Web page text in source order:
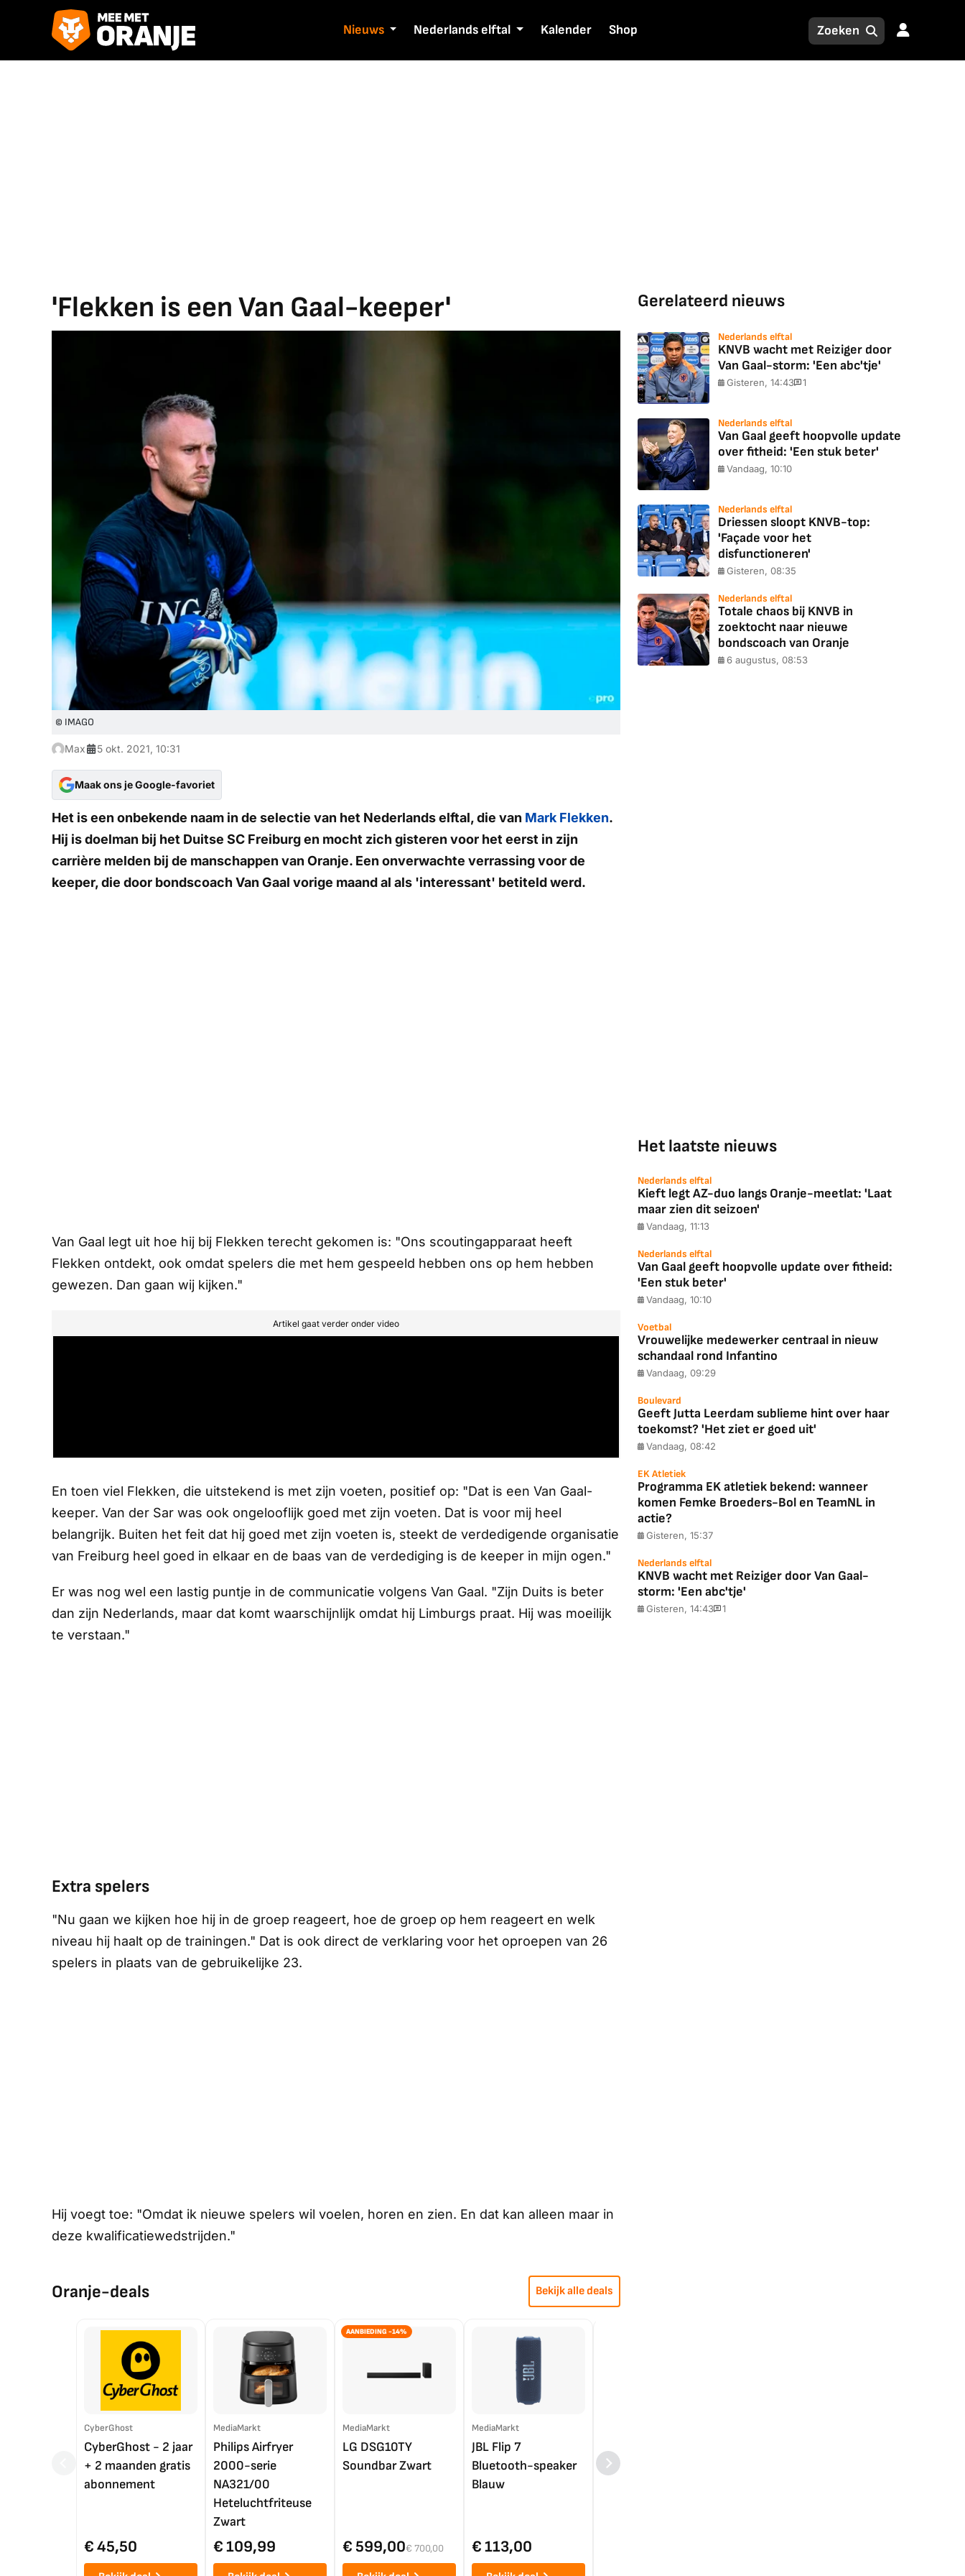
Nieuws Nederlands elftal Kalender Shop
'Flekken is een Van Gaal-keeper'
© IMAGO
Max 5 okt. 2021, 10:31
Maak ons je Google-favoriet
Het is een onbekende naam in de selectie van het Nederlands elftal, die van Mark Flekken.
Hij is doelman bij het Duitse SC Freiburg en mocht zich gisteren voor het eerst in zijn
carrière melden bij de manschappen van Oranje. Een onverwachte verrassing voor de
keeper, die door bondscoach Van Gaal vorige maand al als 'interessant' betiteld werd.
Van Gaal legt uit hoe hij bij Flekken terecht gekomen is: "Ons scoutingapparaat heeft
Flekken ontdekt, ook omdat spelers die met hem gespeeld hebben ons op hem hebben
gewezen. Dan gaan wij kijken."
Artikel gaat verder onder video
En toen viel Flekken, die uitstekend is met zijn voeten, positief op: "Dat is een Van Gaal-
keeper. Van der Sar was ook ongelooflijk goed met zijn voeten. Dat is voor mij heel
belangrijk. Buiten het feit dat hij goed met zijn voeten is, steekt de verdedigende organisatie
van Freiburg heel goed in elkaar en de baas van de verdediging is de keeper in mijn ogen."
Er was nog wel een lastig puntje in de communicatie volgens Van Gaal. "Zijn Duits is beter
dan zijn Nederlands, maar dat komt waarschijnlijk omdat hij Limburgs praat. Hij was moeilijk
te verstaan."
Extra spelers
"Nu gaan we kijken hoe hij in de groep reageert, hoe de groep op hem reageert en welk
niveau hij haalt op de trainingen." Dat is ook direct de verklaring voor het oproepen van 26
spelers in plaats van de gebruikelijke 23.
Hij voegt toe: "Omdat ik nieuwe spelers wil voelen, horen en zien. En dat kan alleen maar in
deze kwalificatiewedstrijden."
Oranje-deals Bekijk alle deals
CyberGhost
CyberGhost - 2 jaar
+ 2 maanden gratis
abonnement
€ 45,50
MediaMarkt
Philips Airfryer
2000-serie
NA321/00
Heteluchtfriteuse
Zwart
€ 109,99
AANBIEDING -14%
MediaMarkt
LG DSG10TY
Soundbar Zwart
€ 599,00€ 700,00
MediaMarkt
JBL Flip 7
Bluetooth-speaker
Blauw
€ 113,00
4K TV (2025)
Gerelateerd nieuws
Nederlands elftal
KNVB wacht met Reiziger door
Van Gaal-storm: 'Een abc'tje'
Gisteren, 14:43 1
Nederlands elftal
Van Gaal geeft hoopvolle update
over fitheid: 'Een stuk beter'
Vandaag, 10:10
Nederlands elftal
Driessen sloopt KNVB-top:
'Façade voor het
disfunctioneren'
Gisteren, 08:35
Nederlands elftal
Totale chaos bij KNVB in
zoektocht naar nieuwe
bondscoach van Oranje
6 augustus, 08:53
Het laatste nieuws
Nederlands elftal
Kieft legt AZ-duo langs Oranje-meetlat: 'Laat
maar zien dit seizoen'
Vandaag, 11:13
Nederlands elftal
Van Gaal geeft hoopvolle update over fitheid:
'Een stuk beter'
Vandaag, 10:10
Voetbal
Vrouwelijke medewerker centraal in nieuw
schandaal rond Infantino
Vandaag, 09:29
Boulevard
Geeft Jutta Leerdam sublieme hint over haar
toekomst? 'Het ziet er goed uit'
Vandaag, 08:42
EK Atletiek
Programma EK atletiek bekend: wanneer
komen Femke Broeders-Bol en TeamNL in
actie?
Gisteren, 15:37
Nederlands elftal
KNVB wacht met Reiziger door Van Gaal-
storm: 'Een abc'tje'
Gisteren, 14:43 1